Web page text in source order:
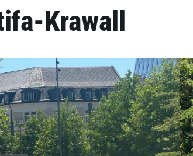
Krawall